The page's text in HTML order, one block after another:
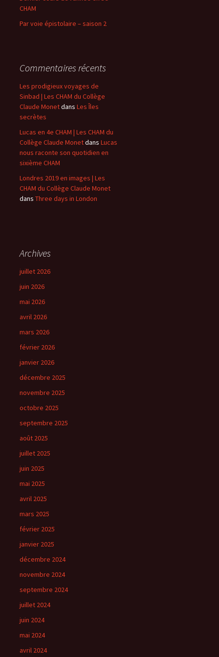
CHAM
Par voie épistolaire – saison 2
Commentaires récents
Les prodigieux voyages de
Sinbad | Les CHAM du Collège
Claude Monetdans Les Îles
secrètes
Lucas en 4e CHAM | Les CHAM du
Collège Claude Monetdans Lucas
nous raconte son quotidien en
sixième CHAM
Londres 2019 en images | Les
CHAM du Collège Claude Monet
dans Three days in London
Archives
juillet 2026
juin 2026
mai 2026
avril 2026
mars 2026
février 2026
janvier 2026
décembre 2025
novembre 2025
octobre 2025
septembre 2025
août 2025
juillet 2025
juin 2025
mai 2025
avril 2025
mars 2025
février 2025
janvier 2025
décembre 2024
novembre 2024
septembre 2024
juillet 2024
juin 2024
mai 2024
avril 2024